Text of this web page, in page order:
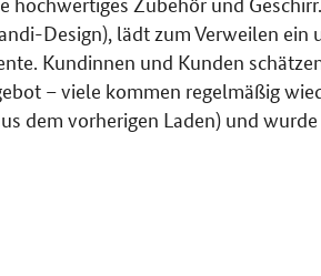
Design), lädt zum Verweilen ein
Kundinnen und Kunden
– viele kommen regelmäßig
dem vorherigen Laden) und wurde